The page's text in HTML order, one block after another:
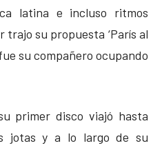
latina e incluso ritmos
trajo su propuesta ‘París al
su compañero ocupando
primer disco viajó hasta
jotas y a lo largo de su